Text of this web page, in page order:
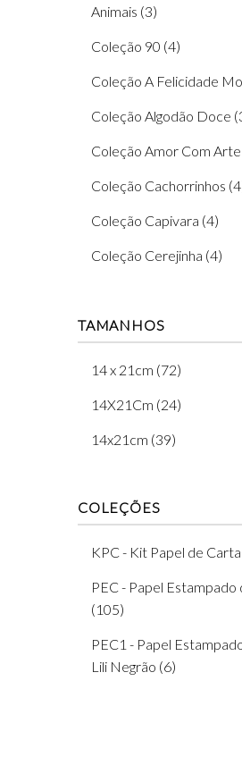
Animais (3)
Coleção 90 (4)
Coleção A Felicidade
Coleção Algodão Doce
Coleção Amor Com
Coleção Cachorrinhos
Coleção Capivara (4)
Coleção Cerejinha (4)
Coleção Encanto (3)
Coleção Good Vibes (6)
Coleção Limões (4)
Coleção Memórias
Coleção Menina Fada (1)
TAMANHOS
14 x 21cm (72)
14X21Cm (24)
14x21cm (39)
COLEÇÕES
KPC - Kit Papel de
PEC - Papel Estampado
(105)
PEC1 - Papel
Lili Negrão (6)